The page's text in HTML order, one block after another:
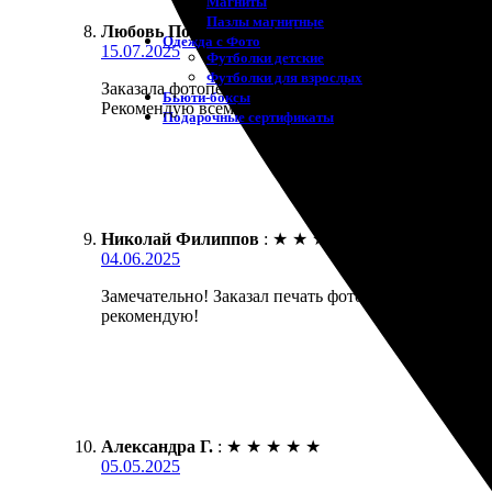
Пазлы магнитные
Одежда с Фото
Футболки детские
Футболки для взрослых
Бьюти-боксы
Подарочные сертификаты
Любовь Порошина : ★ ★ ★
15.07.2025
Заказала фотопечать на холсте. Все
Рекомендую всем!
Николай Филиппов : ★ ★ ★
04.06.2025
Замечательно! Заказал печать фото 20х20 с
рекомендую!
Александра Г. : ★ ★ ★ ★ ★
05.05.2025